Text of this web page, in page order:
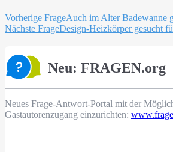
Beitragsnavigation
Vorherige FrageAuch im Alter Badewanne
Nächste FrageDesign-Heizkörper gesucht
Neu: FRAGEN.org
Neues Frage-Antwort-Portal mit der
Gastautorenzugang einzurichten: